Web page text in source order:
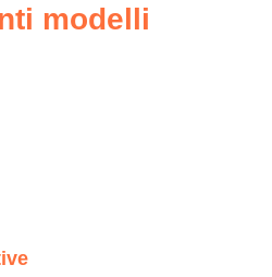
modelli